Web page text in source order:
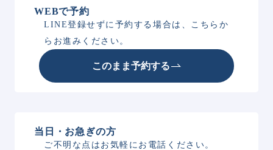
WEBで予約
LINE登録せずに予約する場合は、こちらか
らお進みください。
このまま予約する
当日・お急ぎの方
ご不明な点はお気軽にお電話ください。